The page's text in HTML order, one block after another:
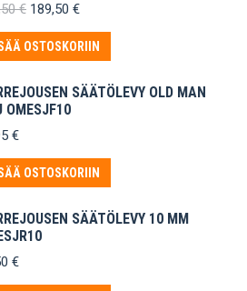
€ Alkuperäinen
oli:
204,50 €.
189,50 €Nykyinen
on:
189,50 €.
OSTOSKORIIN
SÄÄTÖLEVY OLD MAN
OMESJF10
€
OSTOSKORIIN
SÄÄTÖLEVY 10 MM
€